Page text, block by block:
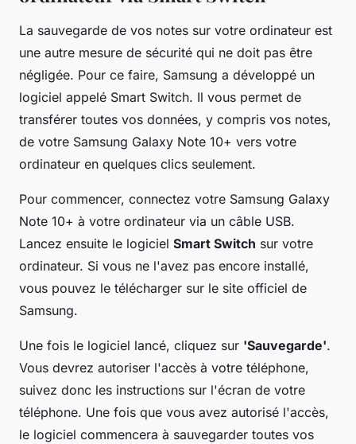
La sauvegarde de vos notes sur votre ordinateur est
une autre mesure de sécurité qui ne doit pas être
négligée. Pour ce faire, Samsung a développé un
logiciel appelé Smart Switch. Il vous permet de
transférer toutes vos données, y compris vos notes,
de votre Samsung Galaxy Note 10+ vers votre
ordinateur en quelques clics seulement.
Pour commencer, connectez votre Samsung Galaxy
Note 10+ à votre ordinateur via un câble USB.
Lancez ensuite le logiciel Smart Switch sur votre
ordinateur. Si vous ne l'avez pas encore installé,
vous pouvez le télécharger sur le site officiel de
Samsung.
Une fois le logiciel lancé, cliquez sur 'Sauvegarde'.
Vous devrez autoriser l'accès à votre téléphone,
suivez donc les instructions sur l'écran de votre
téléphone. Une fois que vous avez autorisé l'accès,
le logiciel commencera à sauvegarder toutes vos